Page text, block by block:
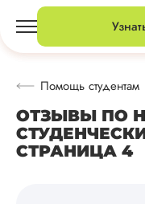
Помощь студентам
ОТЗЫВЫ ПО
СТРАНИЦА 4